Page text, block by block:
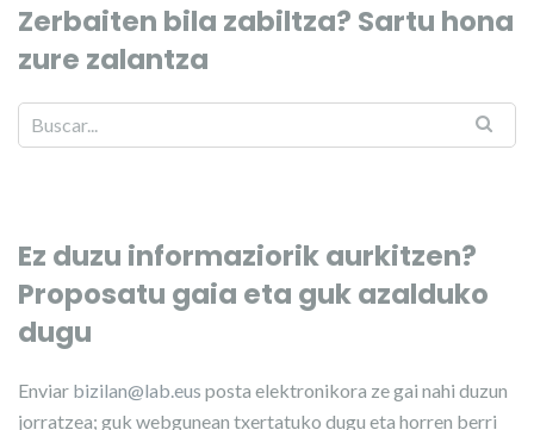
Zerbaiten bila zabiltza? Sartu hona
zure zalantza
Ez duzu informaziorik aurkitzen?
Proposatu gaia eta guk azalduko
dugu
Enviar bizilan@lab.eus posta elektronikora ze gai nahi duzun
jorratzea; guk webgunean txertatuko dugu eta horren berri